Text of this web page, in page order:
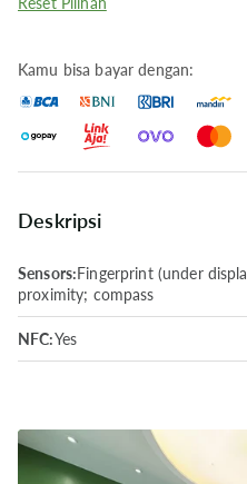
Kamu bisa bayar dengan:
Deskripsi
Sensors:Fingerprint (under
proximity; compass
NFC:Yes
USB:USB Type-C 2.0
Charging:80W SuperVOOC